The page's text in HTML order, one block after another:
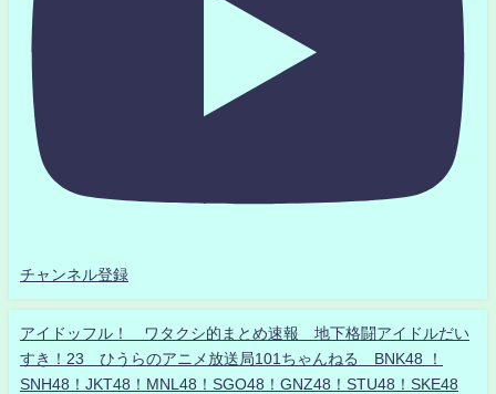
チャンネル登録
アイドッフル！ ワタクシ的まとめ速報 地下格闘アイドルだい
すき！23 ひうらのアニメ放送局101ちゃんねる BNK48 ！
SNH48！JKT48！MNL48！SGO48！GNZ48！STU48！SKE48